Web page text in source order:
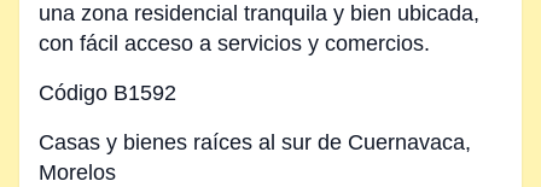
una zona residencial tranquila y bien ubicada,
con fácil acceso a servicios y comercios.
Código B1592
Casas y bienes raíces al sur de Cuernavaca,
Morelos